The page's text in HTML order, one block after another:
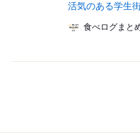
活気のある学生
食べログまと